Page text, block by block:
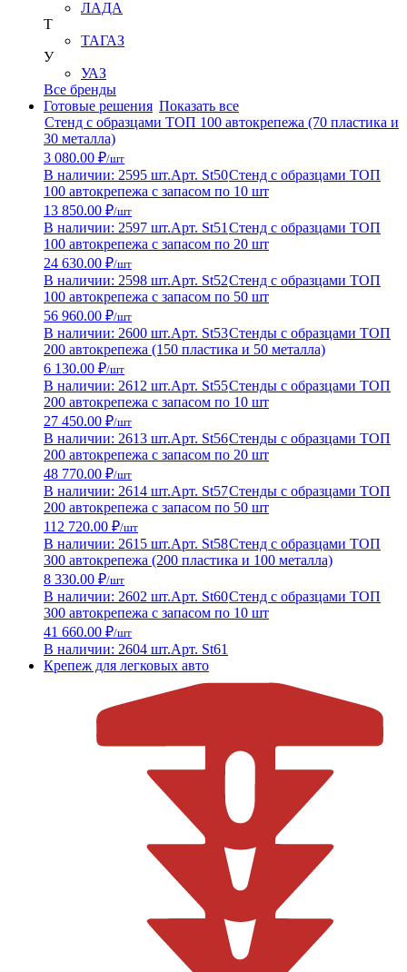
ЛАДА
Т
ТАГАЗ
У
УАЗ
Все бренды
Готовые решения Показать все
Стенд с образцами ТОП 100 автокрепежа (70 пластика и
30 металла)
3 080.00 ₽/шт
В наличии: 2595 шт.Арт. St50Стенд с образцами ТОП
100 автокрепежа с запасом по 10 шт
13 850.00 ₽/шт
В наличии: 2597 шт.Арт. St51 Стенд с образцами ТОП
100 автокрепежа с запасом по 20 шт
24 630.00 ₽/шт
В наличии: 2598 шт.Арт. St52Стенд с образцами ТОП
100 автокрепежа с запасом по 50 шт
56 960.00 ₽/шт
В наличии: 2600 шт.Арт. St53Стенды с образцами ТОП
200 автокрепежа (150 пластика и 50 металла)
6 130.00 ₽/шт
В наличии: 2612 шт.Арт. St55Стенды с образцами ТОП
200 автокрепежа с запасом по 10 шт
27 450.00 ₽/шт
В наличии: 2613 шт.Арт. St56Стенды с образцами ТОП
200 автокрепежа с запасом по 20 шт
48 770.00 ₽/шт
В наличии: 2614 шт.Арт. St57Стенды с образцами ТОП
200 автокрепежа с запасом по 50 шт
112 720.00 ₽/шт
В наличии: 2615 шт.Арт. St58Стенд с образцами ТОП
300 автокрепежа (200 пластика и 100 металла)
8 330.00 ₽/шт
В наличии: 2602 шт.Арт. St60Стенд с образцами ТОП
300 автокрепежа с запасом по 10 шт
41 660.00 ₽/шт
В наличии: 2604 шт.Арт. St61
Крепеж для легковых авто